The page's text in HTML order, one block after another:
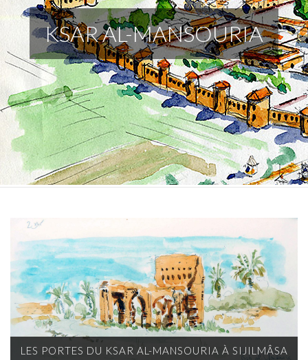
KSAR AL-MANSOURIA
LES PORTES DU KSAR AL-MANSOURIA À SIJILMÂSA